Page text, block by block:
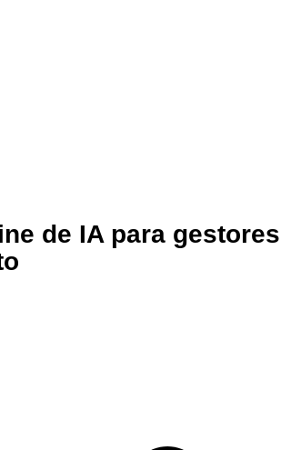
de IA para gestores